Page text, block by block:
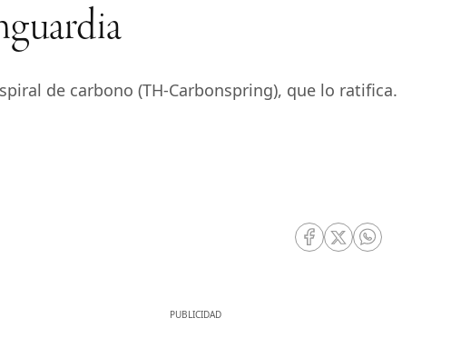
de carbono (TH-Carbonspring), que lo ratifica.
RRSS Facebook
RRSS Twitter
RRSS